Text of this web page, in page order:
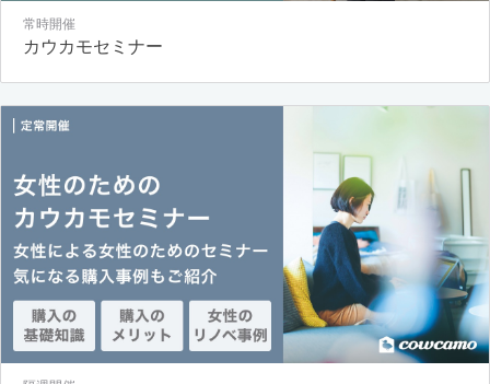
常時開催
カウカモセミナー